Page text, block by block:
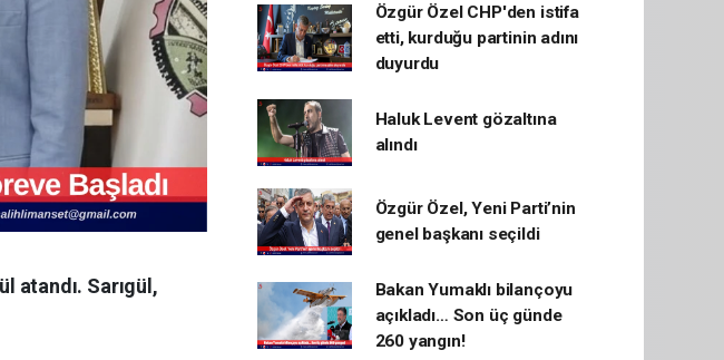
atandı. Sarıgül,
Özgür Özel CHP'den istifa
etti, kurduğu partinin adını
duyurdu
Haluk Levent gözaltına
alındı
Özgür Özel, Yeni Parti’nin
genel başkanı seçildi
Bakan Yumaklı bilançoyu
açıkladı… Son üç günde
260 yangın!